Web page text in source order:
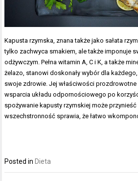
Kapusta rzymska, znana także jako sałata
tylko zachwyca smakiem, ale także imponuje
odżywczym. Pełna witamin A, C i K, a także
żelazo, stanowi doskonały wybór dla
swoje zdrowie. Jej właściwości
wsparcia układu odpornościowego po
spożywanie kapusty rzymskiej może
wszechstronność sprawia, że łatwo
Posted in Dieta